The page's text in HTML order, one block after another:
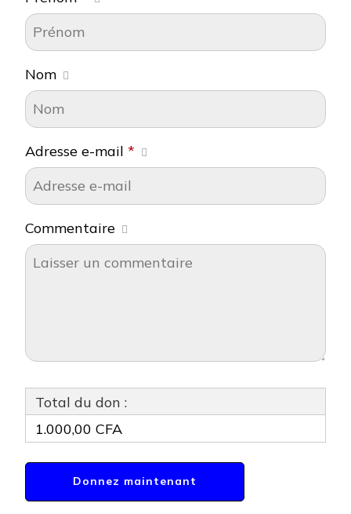
Nom
Adresse e-mail *
Commentaire
Total du don :
1.000,00 CFA